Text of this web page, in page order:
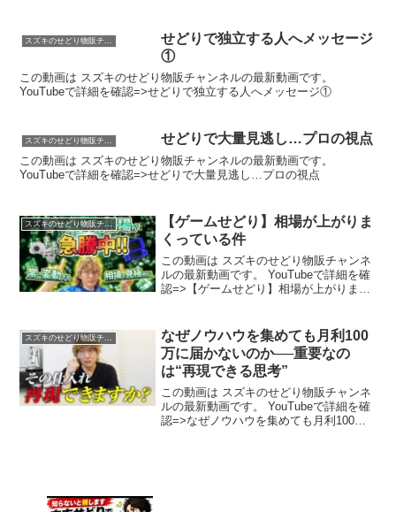
スズキのせどり物販チャンネル
せどりで独立する人へメッセージ
①
この動画は スズキのせどり物販チャンネルの最新動画です。
YouTubeで詳細を確認=>せどりで独立する人へメッセージ①
スズキのせどり物販チャンネル せどりで大量見逃し…プロの視点
この動画は スズキのせどり物販チャンネルの最新動画です。
YouTubeで詳細を確認=>せどりで大量見逃し…プロの視点
スズキのせどり物販チャンネル
【ゲームせどり】相場が上がりま
くっている件
この動画は スズキのせどり物販チャンネ
ルの最新動画です。 YouTubeで詳細を確
認=>【ゲームせどり】相場が上がりまく
スズキのせどり物販チャンネル
なぜノウハウを集めても月利100
万に届かないのか──重要なの
は“再現できる思考”
この動画は スズキのせどり物販チャンネ
ルの最新動画です。 YouTubeで詳細を確
認=>なぜノウハウを集めても月利100万